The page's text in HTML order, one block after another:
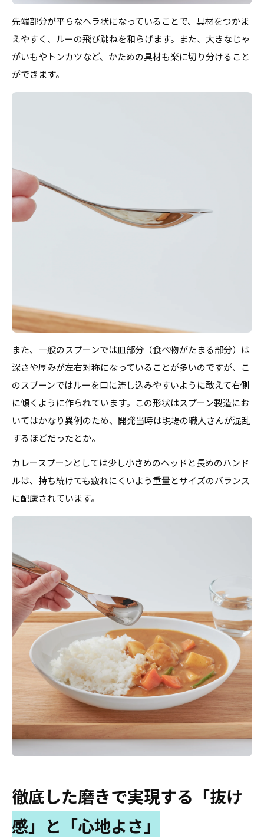
先端部分が平らなヘラ状になっていることで、具材をつかま
えやすく、ルーの飛び跳ねを和らげます。また、大きなじゃ
がいもやトンカツなど、かための具材も楽に切り分けること
ができます。
また、一般のスプーンでは皿部分（食べ物がたまる部分）は
深さや厚みが左右対称になっていることが多いのですが、こ
のスプーンではルーを口に流し込みやすいように敢えて右側
に傾くように作られています。この形状はスプーン製造にお
いてはかなり異例のため、開発当時は現場の職人さんが混乱
するほどだったとか。
カレースプーンとしては少し小さめのヘッドと長めのハンド
ルは、持ち続けても疲れにくいよう重量とサイズのバランス
に配慮されています。
徹底した磨きで実現する「抜け
感」と「心地よさ」